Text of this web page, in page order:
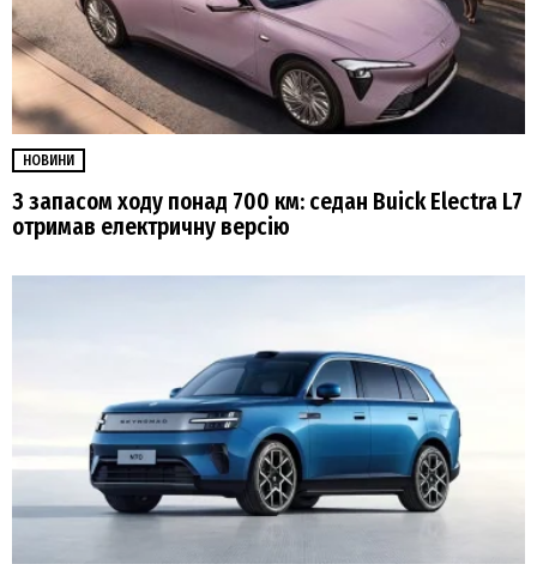
НОВИНИ
З запасом ходу понад 700 км: седан Buick Electra L7
отримав електричну версію